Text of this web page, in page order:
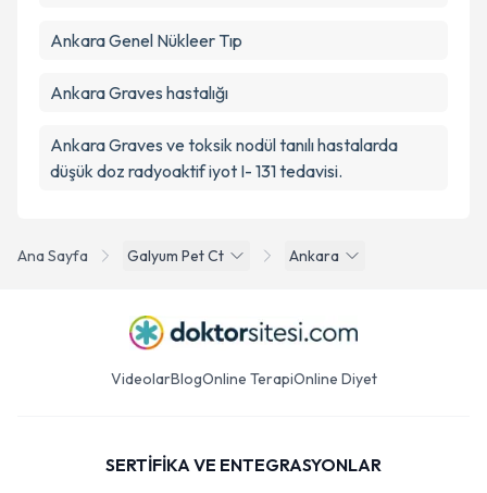
Ana Sayfa Galyum Pet Ct Ankara
Ankara Genel Nükleer Tıp
Ankara Graves hastalığı
Ankara Graves ve toksik nodül tanılı hastalarda
düşük doz radyoaktif iyot I- 131 tedavisi.
VideolarBlogOnline TerapiOnline Diyet
SERTİFİKA VE ENTEGRASYONLAR